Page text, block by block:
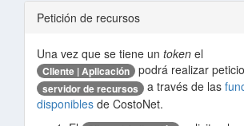
Petición de recursos
Una vez que se tiene un token el
Cliente | Aplicación podrá realizar
servidor de recursos a través de las
disponibles de CostoNet.